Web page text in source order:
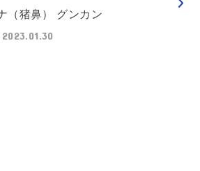
（猪鼻） グンカン
2023.01.30